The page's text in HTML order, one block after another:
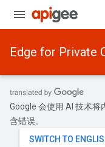
Edge for Private
Google 会使用 AI 技术
含错误。